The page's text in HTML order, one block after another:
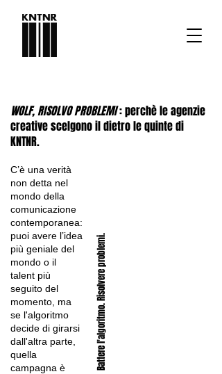
WOLF, RISOLVO PROBLEMI: perchè le agenzie
creative scelgono il dietro le quinte di
KNTNR.
C’è una verità
non detta nel
mondo della
comunicazione
contemporanea:
puoi avere l’idea
più geniale del
mondo o il
talent più
seguito del
momento, ma
se l'algoritmo
decide di girarsi
dall'altra parte,
quella
campagna è
Battere l'algoritmo. Risolvere problemi.